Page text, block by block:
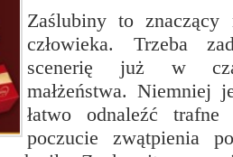
Zaślubiny to
człowieka. Trzeba
scenerię już w
małżeństwa. Niemniej
łatwo odnaleźć
poczucie zwątpienia